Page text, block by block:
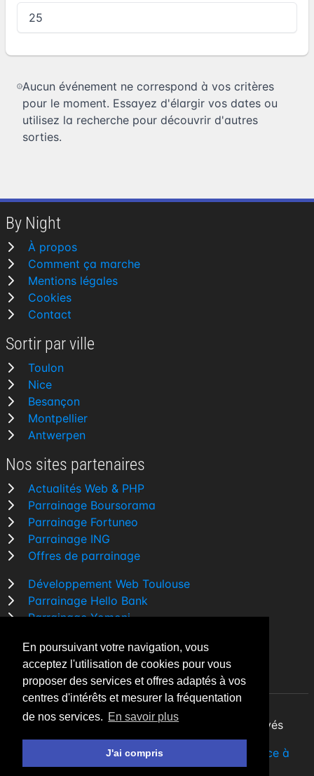
En poursuivant votre navigation, vous
acceptez l'utilisation de cookies pour vous
proposer des services et offres adaptés à vos
centres d'intérêts et mesurer la fréquentation
de nos services. En savoir plus
J'ai compris
Aucun événement ne correspond à vos critères
pour le moment. Essayez d'élargir vos dates ou
utilisez la recherche pour découvrir d'autres
sorties.
By Night
À propos
Comment ça marche
Mentions légales
Cookies
Contact
Sortir par ville
Toulon
Nice
Besançon
Montpellier
Antwerpen
Nos sites partenaires
Actualités Web & PHP
Parrainage Boursorama
Parrainage Fortuneo
Parrainage ING
Offres de parrainage
Développement Web Toulouse
Parrainage Hello Bank
Parrainage Yomoni
Comparatif banque
By Night v5.7.3| © 2026 - Tous droits réservés
par undéveloppeur Web Freelance à
Toulouse